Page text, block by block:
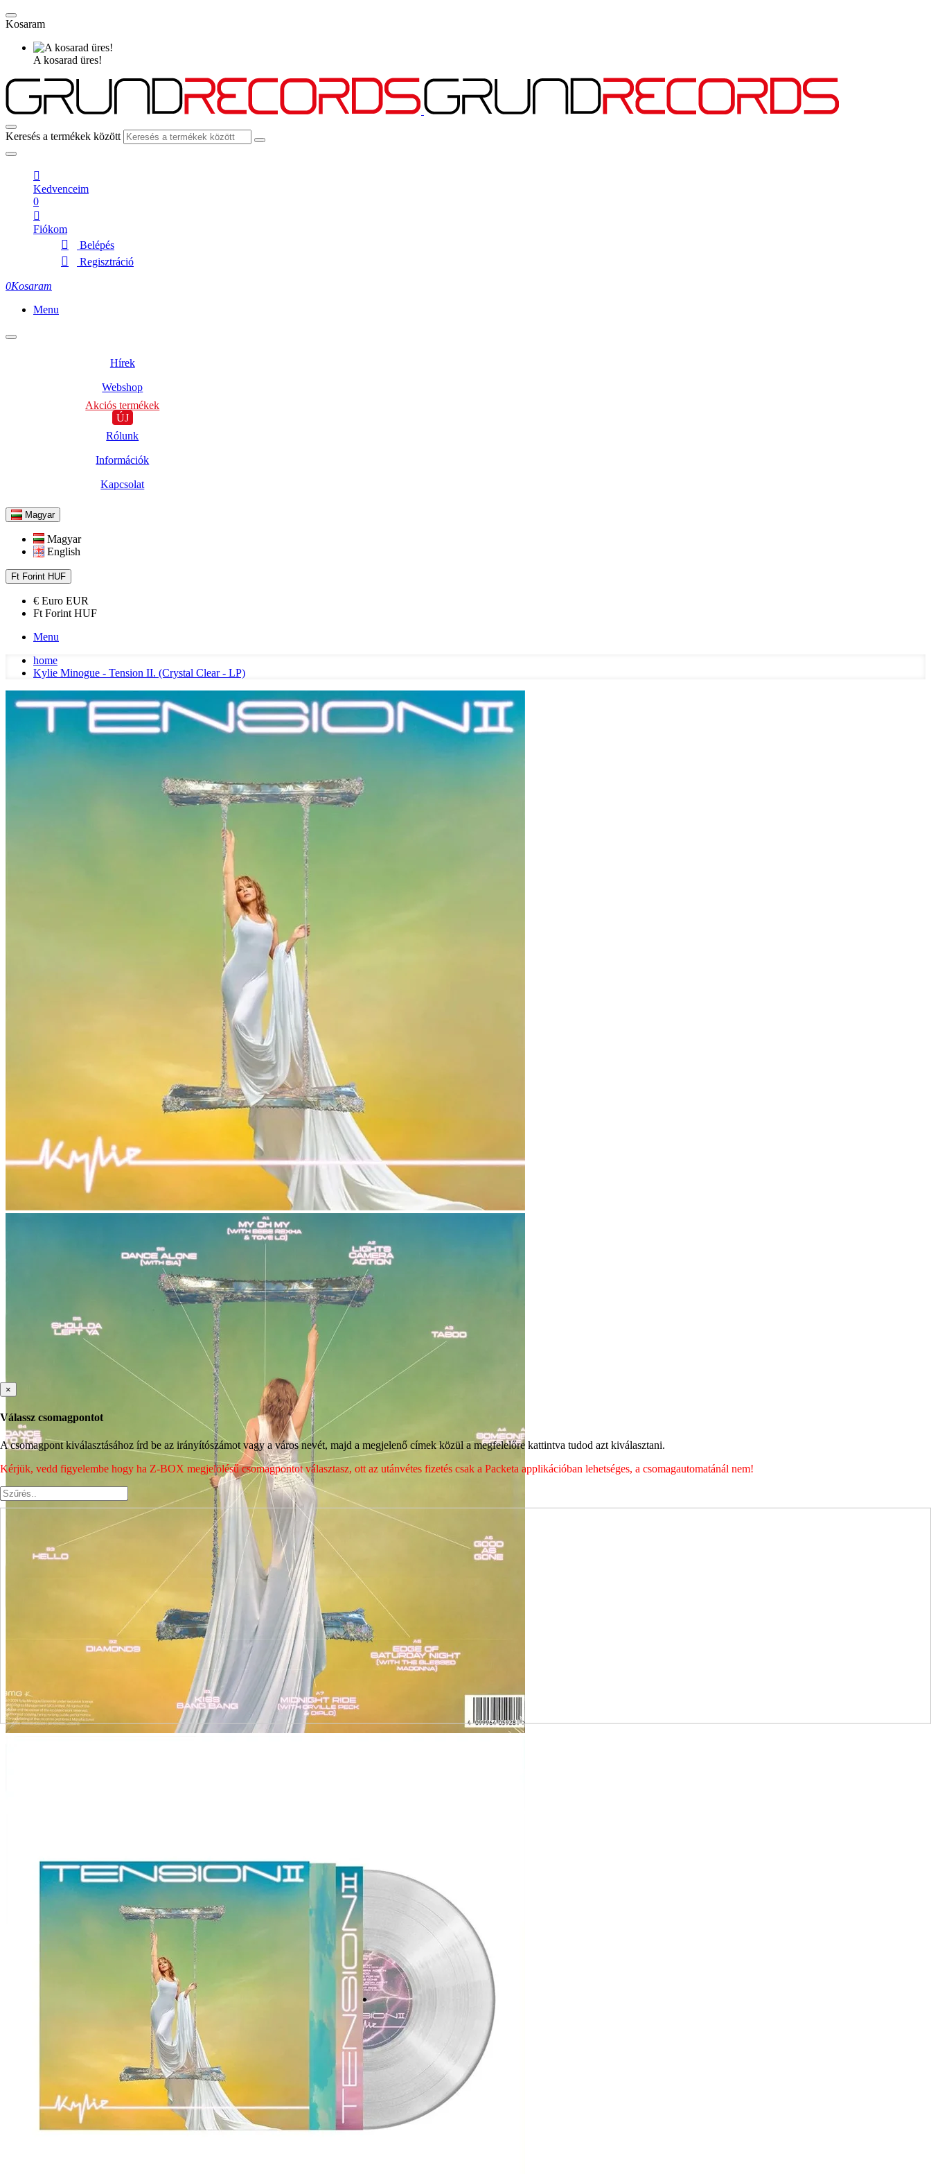
Kosaram
A kosarad üres!
Keresés a termékek között
Kedvenceim
0
Fiókom
Belépés
Regisztráció
0Kosaram
Menu
Hírek
Webshop
Akciós termékek
ÚJ
Rólunk
Információk
Kapcsolat
Magyar
Magyar
English
Ft Forint HUF
€ Euro EUR
Ft Forint HUF
Menu
home
Kylie Minogue - Tension II. (Crystal Clear - LP)
×
Válassz csomagpontot
A csomagpont kiválasztásához írd be az irányítószámot vagy a város nevét, majd a megjelenő címek közül a megfelelőre kattintva tudod azt kiválasztani.
Kérjük, vedd figyelembe hogy ha Z-BOX megjelölésű csomagpontot választasz, ott az utánvétes fizetés csak a Packeta applikációban lehetséges, a csomagautomatánál nem!